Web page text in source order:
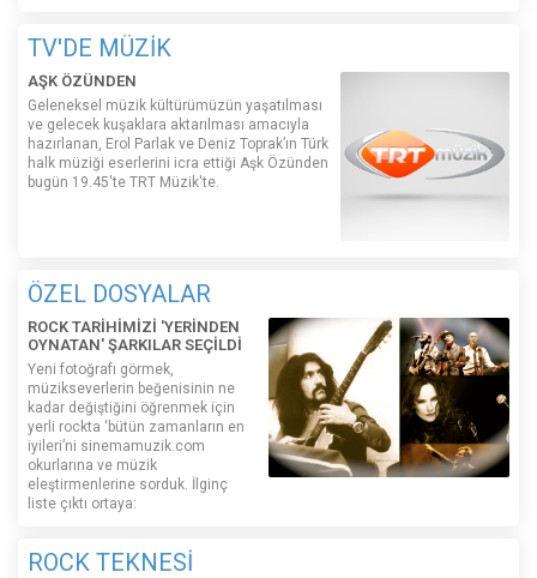
TV'DE MÜZİK
AŞK ÖZÜNDEN
Geleneksel müzik kültürümüzün yaşatılması
ve gelecek kuşaklara aktarılması amacıyla
hazırlanan, Erol Parlak ve Deniz Toprak’ın Türk
halk müziği eserlerini icra ettiği Aşk Özünden
bugün 19.45'te TRT Müzik'te.
ÖZEL DOSYALAR
ROCK TARİHİMİZİ 'YERİNDEN
OYNATAN' ŞARKILAR SEÇİLDİ
Yeni fotoğrafı görmek,
müzikseverlerin beğenisinin ne
kadar değiştiğini öğrenmek için
yerli rockta ‘bütün zamanların en
iyileri’ni sinemamuzik.com
okurlarına ve müzik
eleştirmenlerine sorduk. İlginç
liste çıktı ortaya:
ROCK TEKNESİ